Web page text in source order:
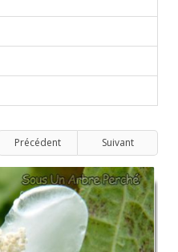
Précédent Suivant